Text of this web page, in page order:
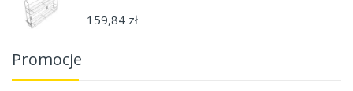
159,84 zł
Promocje